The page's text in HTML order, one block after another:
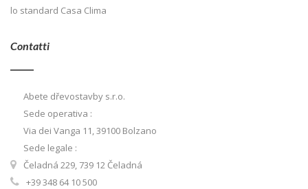
lo standard Casa Clima
Contatti
Abete dřevostavby s.r.o.
Sede operativa :
Via dei Vanga 11, 39100 Bolzano
Sede legale :
Čeladná 229, 739 12 Čeladná
+39 348 64 10 500